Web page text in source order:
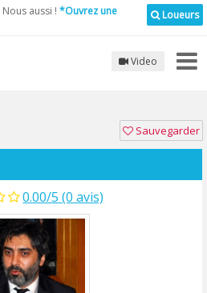
Loueurs
aussi ! *Ouvrez une
Video
Sauvegarder
0.00/5 (0 avis)